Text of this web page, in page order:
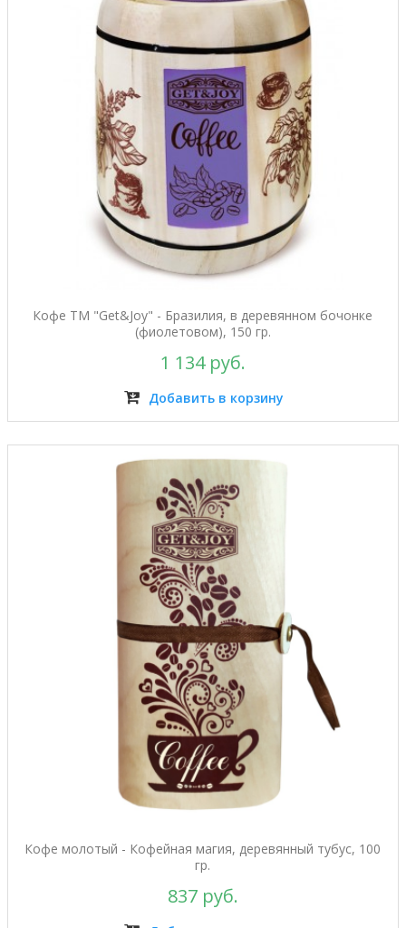
Кофе ТМ "Get&Joy" - Бразилия, в деревянном бочонке
(фиолетовом), 150 гр.
1 134 руб.
Добавить в корзину
Кофе молотый - Кофейная магия, деревянный тубус, 100
гр.
837 руб.